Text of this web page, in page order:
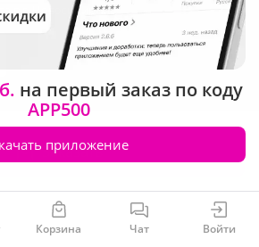
Заказать
в г. Новосибирск
Корзина Чат Войти
на первый заказ по коду
APP500
приложение